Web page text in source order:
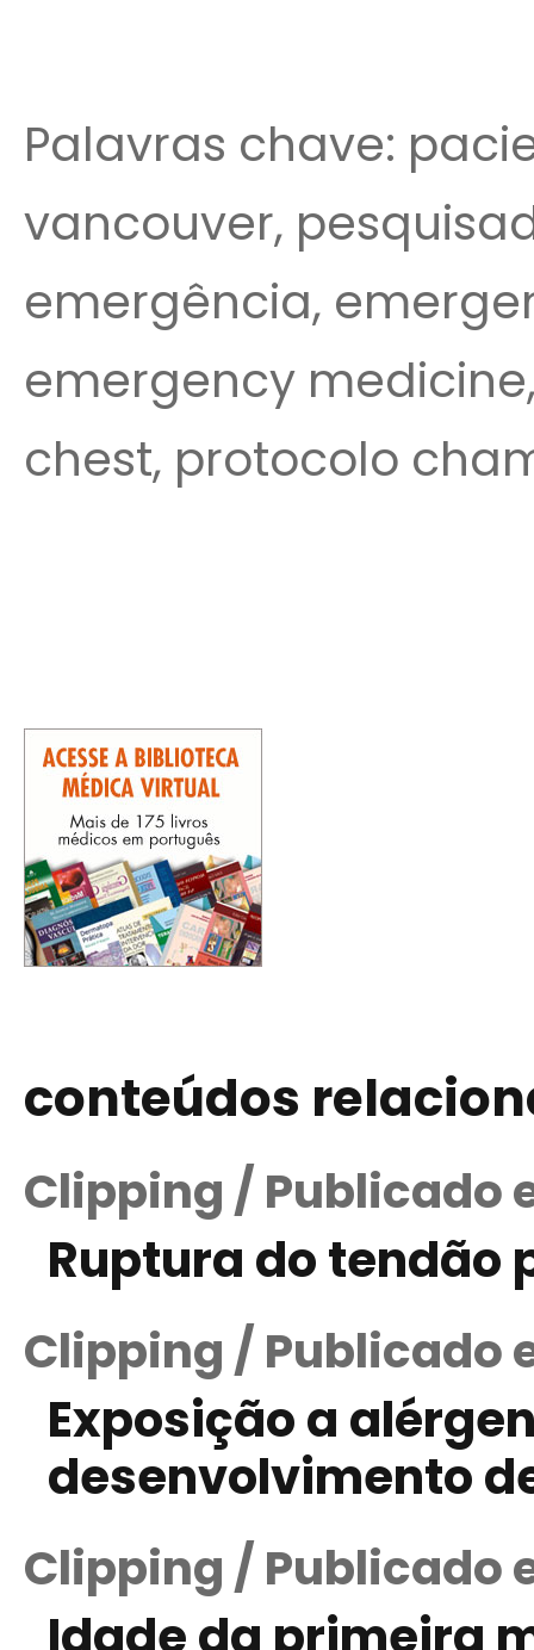
Palavras chave:
vancouver,
emergência,
emergency
chest, protocolo
conteúdos
Clipping / Publicado
Ruptura do tendão
Clipping / Publicado
Exposição a
desenvolvimento
Clipping / Publicado
Idade da primeira